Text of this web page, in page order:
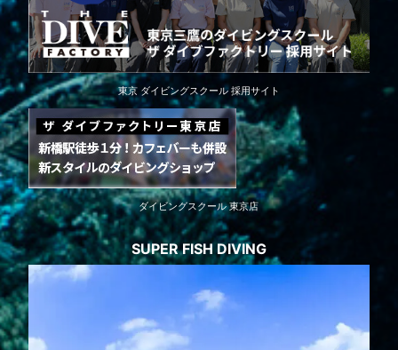
東京 ダイビングスクール 採用サイト
ダイビングスクール 東京店
SUPER FISH DIVING